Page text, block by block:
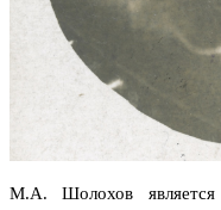
М.А. Шолохов является